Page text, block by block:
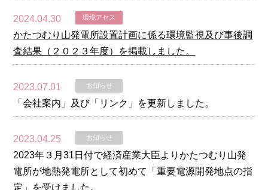
2024.04.30 環境アセス
かたつむり山発電所設置計画に係る環境監視及び事後調
査結果（２０２３年度）を掲載しました。
2023.07.01 お知らせ
「会社案内」及び「リンク」を更新しました。
2023.04.25 お知らせ
2023年３月31日付で経済産業大臣よりかたつむり山発
電所が地熱発電所として初めて「重要電源開発地点の指
定」を受けました。